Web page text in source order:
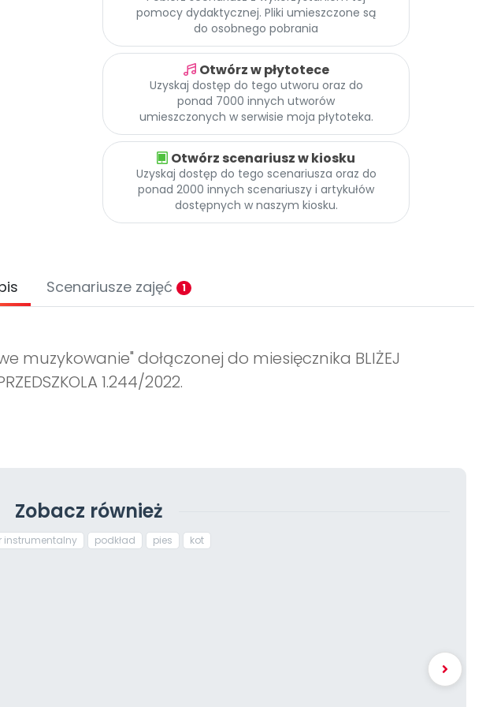
pomocy dydaktycznej. Pliki umieszczone są
do osobnego pobrania
Otwórz w płytotece
Uzyskaj dostęp do tego utworu oraz do
ponad 7000 innych utworów
umieszczonych w serwisie moja płytoteka.
Otwórz scenariusz w kiosku
Uzyskaj dostęp do tego scenariusza oraz do
ponad 2000 innych scenariuszy i artykułów
dostępnych w naszym kiosku.
Scenariusze zajęć 1
muzykowanie" dołączonej do miesięcznika BLIŻEJ
1.244/2022.
Zobacz również
instrumentalny podkład pies kot